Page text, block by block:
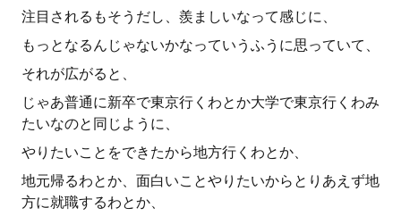
注目されるもそうだし、羨ましいなって感じに、
もっとなるんじゃないかなっていうふうに思っていて、
それが広がると、
じゃあ普通に新卒で東京行くわとか大学で東京行くわみ
たいなのと同じように、
やりたいことをできたから地方行くわとか、
地元帰るわとか、面白いことやりたいからとりあえず地
方に就職するわとか、